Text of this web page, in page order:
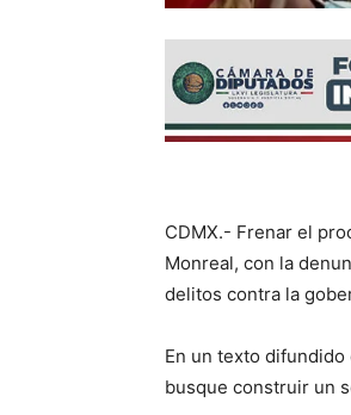
CDMX.- Frenar el
Monreal, con la
delitos contra la
En un texto
busque construir un